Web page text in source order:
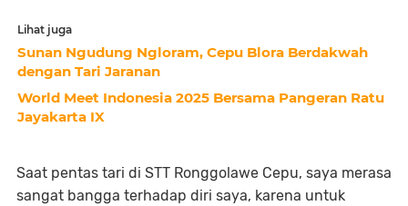
Lihat juga
Sunan Ngudung Ngloram, Cepu Blora Berdakwah
dengan Tari Jaranan
World Meet Indonesia 2025 Bersama Pangeran Ratu
Jayakarta IX
Saat pentas tari di STT Ronggolawe Cepu, saya merasa
sangat bangga terhadap diri saya, karena untuk